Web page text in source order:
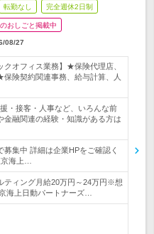
転勤なし 完全週休2日制
おしごと掲載中
08/27
クオフィス業務】★保険代理店、
険契約関連事務、給与計算、人
・接客・人事など、いろんな前
融関連の経験・知識がある方は
集中 詳細は企業HPをご確認く
海上…
ティング月給20万円～24万円※想
海上日動パートナーズ…